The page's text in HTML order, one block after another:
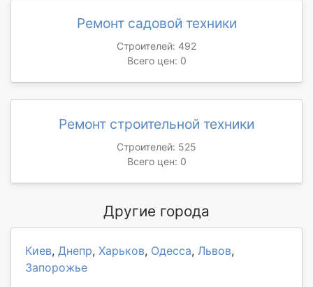
Ремонт садовой техники
Строителей: 492
Всего цен: 0
Ремонт строительной техники
Строителей: 525
Всего цен: 0
Другие города
Киев, Днепр, Харьков, Одесса, Львов,
Запорожье